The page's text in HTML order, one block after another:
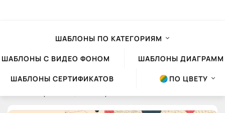
ШАБЛОНЫ ПО КАТЕГОРИЯМ
ШАБЛОНЫ С ВИДЕО ФОНОМ ШАБЛОНЫ ДИАГРАММ
ШАБЛОНЫ СЕРТИФИКАТО ПО ЦВЕТУ